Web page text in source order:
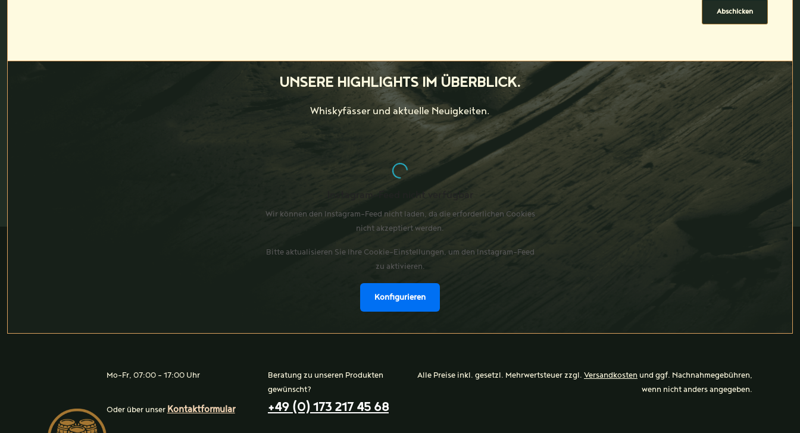
Abschicken
UNSERE HIGHLIGHTS IM ÜBERBLICK.
Whiskyfässer und aktuelle Neuigkeiten.
Instagram-Feed nicht verfügbar
Wir können den Instagram-Feed nicht laden, da die erforderlichen Cookies
nicht akzeptiert werden.
Bitte aktualisieren Sie Ihre Cookie-Einstellungen, um den Instagram-Feed
zu aktivieren.
Konfigurieren
Mo-Fr, 07:00 - 17:00 Uhr
Oder über unser Kontaktformular
Beratung zu unseren Produkten
gewünscht?
+49 (0) 173 217 45 68
Alle Preise inkl. gesetzl. Mehrwertsteuer zzgl. Versandkosten und ggf. Nachnahmegebühren,
wenn nicht anders angegeben.